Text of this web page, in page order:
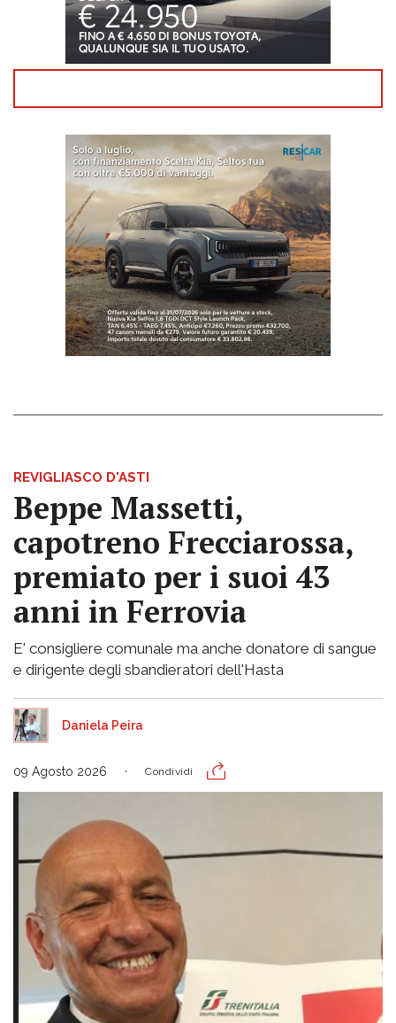
REVIGLIASCO D'ASTI
Beppe Massetti,
capotreno Frecciarossa,
premiato per i suoi 43
anni in Ferrovia
E' consigliere comunale ma anche donatore di sangue
e dirigente degli sbandieratori dell'Hasta
Daniela Peira
09 Agosto 2026 Condividi